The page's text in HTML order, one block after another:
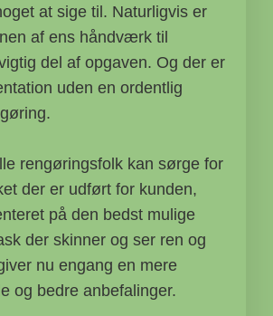
at sige til. Naturligvis er
af ens håndværk til
del af opgaven. Og der er
uden en ordentlig
rengøringsfolk kan sørge for
der er udført for kunden,
på den bedst mulige
der skinner og ser ren og
nu engang en mere
og bedre anbefalinger.